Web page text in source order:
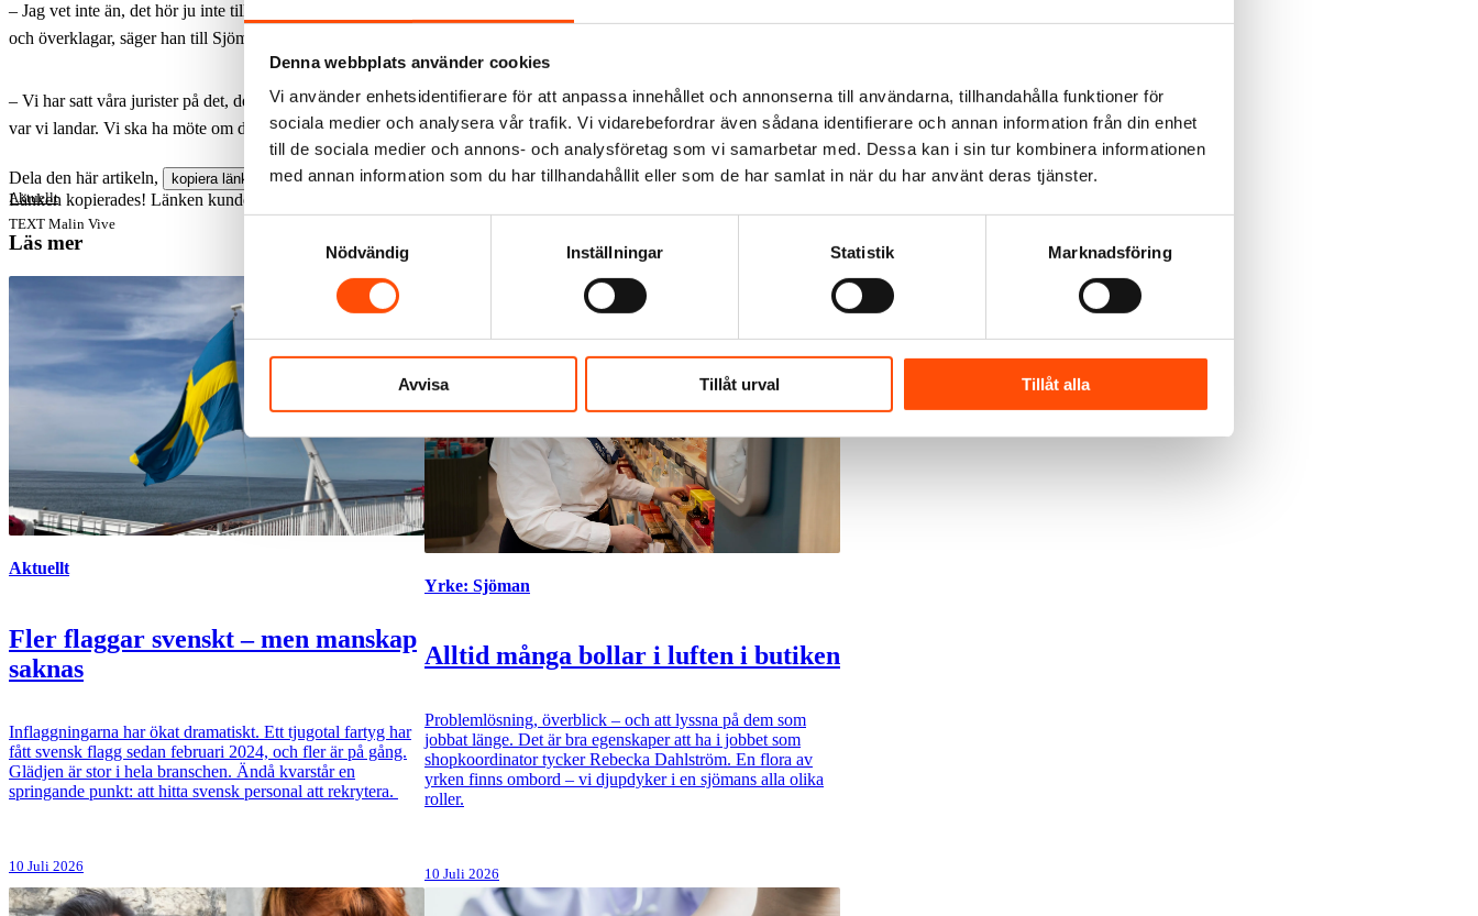
Denna webbplats använder cookies
Vi använder enhetsidentifierare för att anpassa innehållet och annonserna till användarna, tillhandahålla funktioner för
sociala medier och analysera vår trafik. Vi vidarebefordrar även sådana identifierare och annan information från din enhet
till de sociala medier och annons- och analysföretag som vi samarbetar med. Dessa kan i sin tur kombinera informationen
med annan information som du har tillhandahållit eller som de har samlat in när du har använt deras tjänster.
Nödvändig
Inställningar Statistik Marknadsföring
Avvisa Tillåt urval Tillåt alla
– Jag vet inte än, det hör ju inte till vanligheterna att man hanterar sådana här ärenden
och överklagar, säger han till Sjömannen.
– Vi har satt våra jurister på det, de läser nu igenom domen ordentligt och så får vi se
var vi landar. Vi ska ha möte om det i veckan.
Aktuellt
TEXT Malin Vive
Dela den här artikeln, kopiera länken
Länken kopierades! Länken kunde inte kopieras.
Läs mer
Aktuellt
Fler flaggar svenskt – men manskap
saknas
Inflaggningarna har ökat dramatiskt. Ett tjugotal fartyg har
fått svensk flagg sedan februari 2024, och fler är på gång.
Glädjen är stor i hela branschen. Ändå kvarstår en
springande punkt: att hitta svensk personal att rekrytera.
10 Juli 2026
Yrke: Sjöman
Alltid många bollar i luften i butiken
Problemlösning, överblick – och att lyssna på dem som
jobbat länge. Det är bra egenskaper att ha i jobbet som
shopkoordinator tycker Rebecka Dahlström. En flora av
yrken finns ombord – vi djupdyker i en sjömans alla olika
roller.
10 Juli 2026